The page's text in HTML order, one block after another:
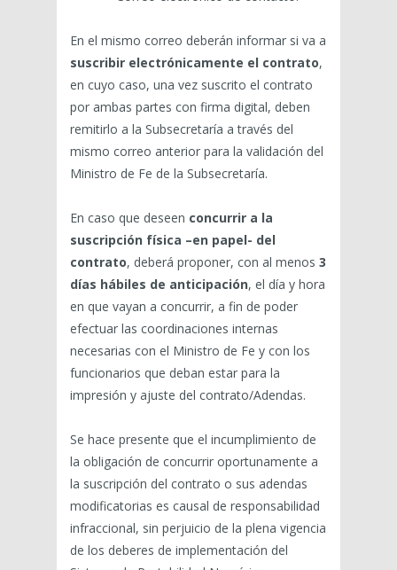
En el mismo correo deberán informar si va a
suscribir electrónicamente el contrato,
en cuyo caso, una vez suscrito el contrato
por ambas partes con firma digital, deben
remitirlo a la Subsecretaría a través del
mismo correo anterior para la validación del
Ministro de Fe de la Subsecretaría.
En caso que deseen concurrir a la
suscripción física –en papel- del
contrato, deberá proponer, con al menos 3
días hábiles de anticipación, el día y hora
en que vayan a concurrir, a fin de poder
efectuar las coordinaciones internas
necesarias con el Ministro de Fe y con los
funcionarios que deban estar para la
impresión y ajuste del contrato/Adendas.
Se hace presente que el incumplimiento de
la obligación de concurrir oportunamente a
la suscripción del contrato o sus adendas
modificatorias es causal de responsabilidad
infraccional, sin perjuicio de la plena vigencia
de los deberes de implementación del